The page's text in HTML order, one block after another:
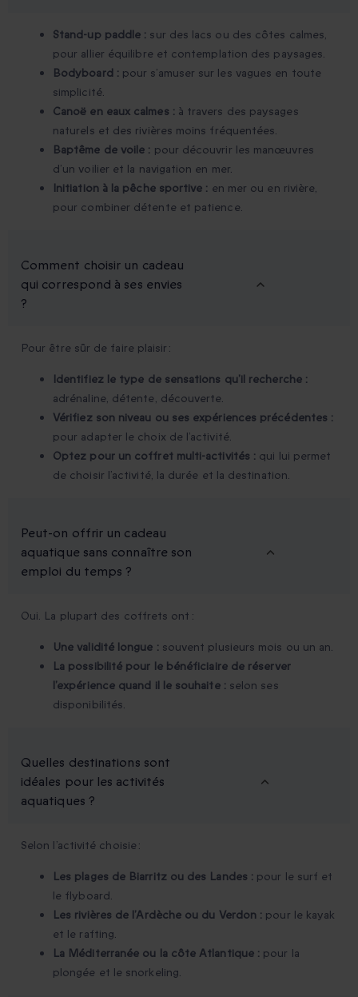
Stand-up paddle : sur des lacs ou des côtes calmes,
pour allier équilibre et contemplation des paysages.
Bodyboard :pour s’amuser sur les vagues en toute
simplicité.
Canoë en eaux calmes :à travers des paysages
naturels et des rivières moins fréquentées.
Baptême de voile : pour découvrir les manœuvres
d’un voilier et la navigation en mer.
Initiation à la pêche sportive : en mer ou en rivière,
pour combiner détente et patience.
Comment choisir un cadeau
qui correspond à ses envies
?
Pour être sûr de faire plaisir :
Identifiez le type de sensations qu’il recherche :
adrénaline, détente, découverte.
Vérifiez son niveau ou ses expériences précédentes :
pour adapter le choix de l’activité.
Optez pour un coffret multi-activités : qui lui permet
de choisir l’activité, la durée et la destination.
Peut-on offrir un cadeau
aquatique sans connaître son
emploi du temps ?
Oui. La plupart des coffrets ont :
Une validité longue :souvent plusieurs mois ou un an.
La possibilité pour le bénéficiaire de réserver
l’expérience quand il le souhaite :selon ses
disponibilités.
Quelles destinations sont
idéales pour les activités
aquatiques ?
Selon l’activité choisie :
Les plages de Biarritz ou des Landes : pour le surf et
le flyboard.
Les rivières de l’Ardèche ou du Verdon : pour le kayak
et le rafting.
La Méditerranée ou la côte Atlantique : pour la
plongée et le snorkeling.